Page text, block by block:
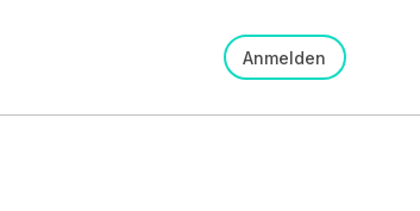
Anmelden